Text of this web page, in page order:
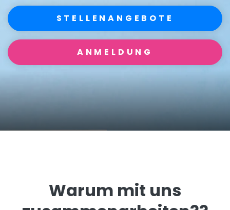
STELLENANGEBOTE
ANMELDUNG
Warum mit uns